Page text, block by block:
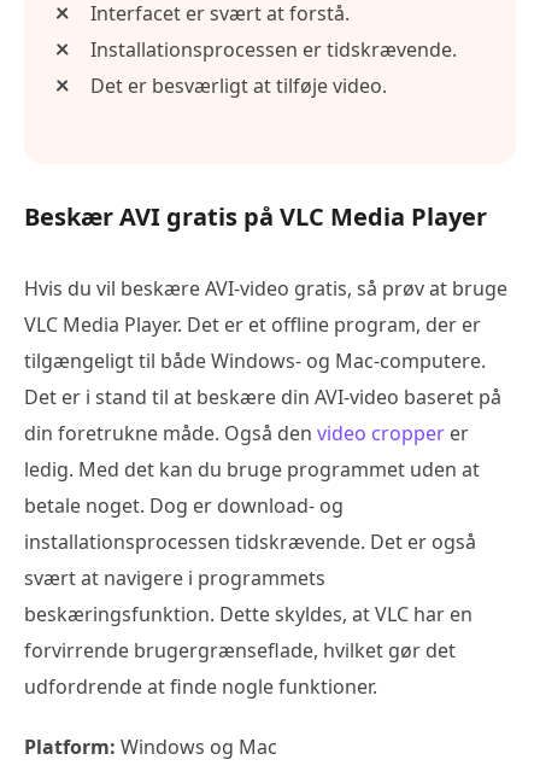
Interfacet er svært at forstå.
Installationsprocessen er tidskrævende.
Det er besværligt at tilføje video.
Beskær AVI gratis på VLC Media Player
Hvis du vil beskære AVI-video gratis, så prøv at bruge
VLC Media Player. Det er et offline program, der er
tilgængeligt til både Windows- og Mac-computere.
Det er i stand til at beskære din AVI-video baseret på
din foretrukne måde. Også den video cropper er
ledig. Med det kan du bruge programmet uden at
betale noget. Dog er download- og
installationsprocessen tidskrævende. Det er også
svært at navigere i programmets
beskæringsfunktion. Dette skyldes, at VLC har en
forvirrende brugergrænseflade, hvilket gør det
udfordrende at finde nogle funktioner.
Platform: Windows og Mac